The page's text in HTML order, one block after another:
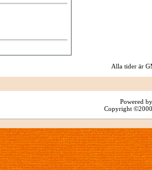
Alla tider är
Powered
Copyright